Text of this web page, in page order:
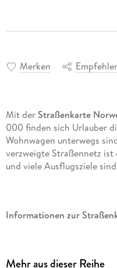
Merken
Mit der Straßenkarte
000 finden sich Urlauber
Wohnwagen unterwegs
verzweigte Straßennetz
und viele Ausflugsziele
Informationen zur
Touristische
Mehr aus dieser Reihe